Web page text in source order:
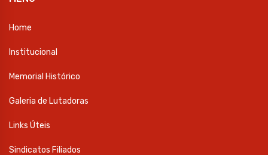
Home
Institucional
Memorial Histórico
Galeria de Lutadoras
Links Úteis
Sindicatos Filiados